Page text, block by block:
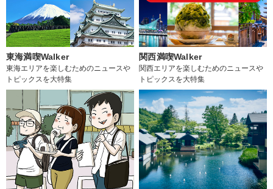
東海満喫Walker
東海エリアを楽しむためのニュースや
トピックスを大特集
関西満喫Walker
関西エリアを楽しむためのニュースや
トピックスを大特集